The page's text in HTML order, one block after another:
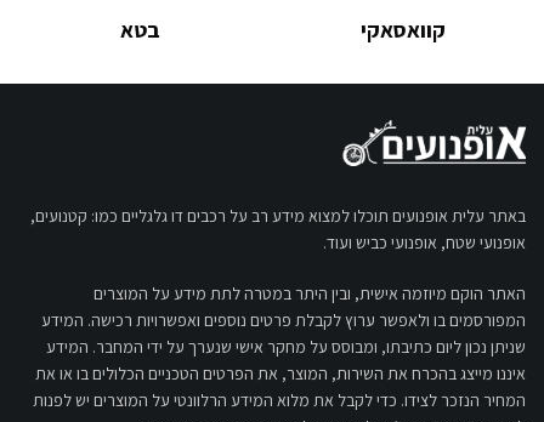
קוואסאקי בטא
באתר עלית אופנועים תוכלו למצוא מידע רב על רכבים דו גלגליים כמו: קטנועים,
אופנועי שטח, אופנועי כביש ועוד.
האתר הוקם מיוזמה אישית, ובין היתר במטרה לתת מידע על המוצרים
המפורסמים בו ולאפשר ערוץ לקבלת פרטים נוספים ואפשרויות רכישה. המידע
שניתן נכון ליום כתיבתו, ומבוסס על מחקר אישי שנערך על ידי המחבר. המידע
איננו מייצג בהכרח את השירות, המוצר, את הפרטים הטכניים הכלולים בו או את
המחיר הנזכר לצידו. כדי לקבל את מלוא המידע הרלוונטי על המוצרים יש לפנות